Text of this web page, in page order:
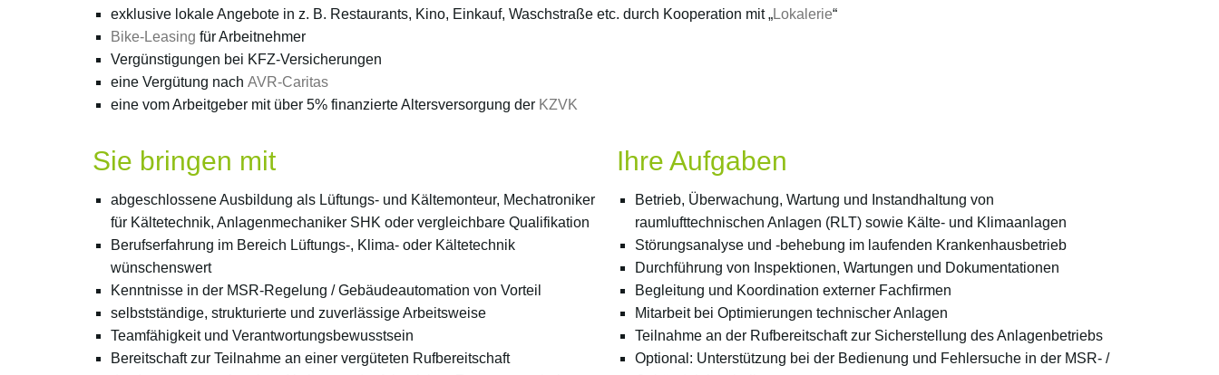
exklusive lokale Angebote in z. B. Restaurants, Kino, Einkauf, Waschstraße etc. durch Kooperation mit „Lokalerie“
Bike-Leasing für Arbeitnehmer
Vergünstigungen bei KFZ-Versicherungen
eine Vergütung nach AVR-Caritas
eine vom Arbeitgeber mit über 5% finanzierte Altersversorgung der KZVK
Sie bringen mit
abgeschlossene Ausbildung als Lüftungs- und Kältemonteur, Mechatroniker
für Kältetechnik, Anlagenmechaniker SHK oder vergleichbare Qualifikation
Berufserfahrung im Bereich Lüftungs-, Klima- oder Kältetechnik
wünschenswert
Kenntnisse in der MSR-Regelung / Gebäudeautomation von Vorteil
selbstständige, strukturierte und zuverlässige Arbeitsweise
Teamfähigkeit und Verantwortungsbewusstsein
Bereitschaft zur Teilnahme an einer vergüteten Rufbereitschaft
Ihre Aufgaben
Betrieb, Überwachung, Wartung und Instandhaltung von
raumlufttechnischen Anlagen (RLT) sowie Kälte- und Klimaanlagen
Störungsanalyse und -behebung im laufenden Krankenhausbetrieb
Durchführung von Inspektionen, Wartungen und Dokumentationen
Begleitung und Koordination externer Fachfirmen
Mitarbeit bei Optimierungen technischer Anlagen
Teilnahme an der Rufbereitschaft zur Sicherstellung des Anlagenbetriebs
Optional: Unterstützung bei der Bedienung und Fehlersuche in der MSR- /